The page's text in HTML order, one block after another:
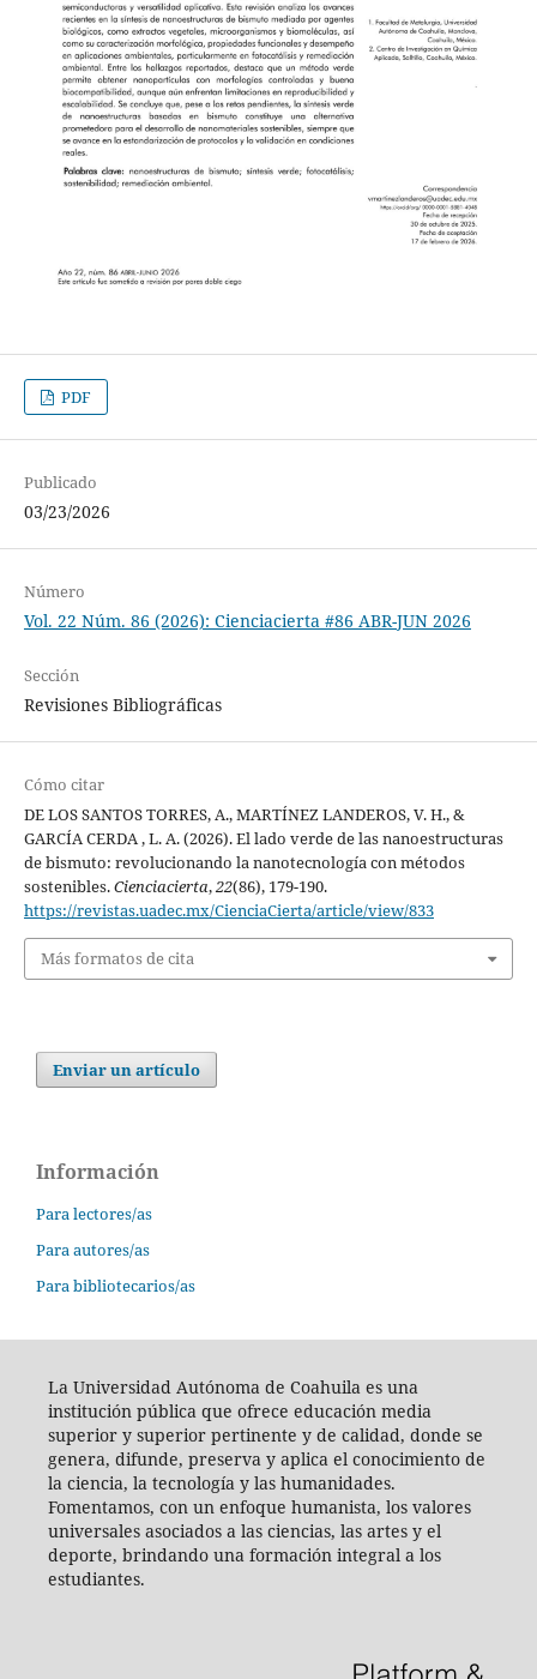
PDF
Publicado
03/23/2026
Número
Vol. 22 Núm. 86 (2026): Cienciacierta #86 ABR-JUN 2026
Sección
Revisiones Bibliográficas
Cómo citar
DE LOS SANTOS TORRES, A., MARTÍNEZ LANDEROS, V. H., &
GARCÍA CERDA , L. A. (2026). El lado verde de las nanoestructuras
de bismuto: revolucionando la nanotecnología con métodos
sostenibles.Cienciacierta,22(86), 179-190.
https://revistas.uadec.mx/CienciaCierta/article/view/833
Más formatos de cita
Enviar un artículo
Información
Para lectores/as
Para autores/as
Para bibliotecarios/as
La Universidad Autónoma de Coahuila es una
institución pública que ofrece educación media
superior y superior pertinente y de calidad, donde se
genera, difunde, preserva y aplica el conocimiento de
la ciencia, la tecnología y las humanidades.
Fomentamos, con un enfoque humanista, los valores
universales asociados a las ciencias, las artes y el
deporte, brindando una formación integral a los
estudiantes.